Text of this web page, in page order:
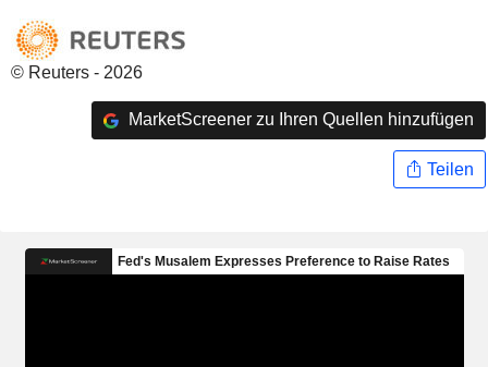
© Reuters - 2026
MarketScreener zu Ihren Quellen hinzufügen
Teilen